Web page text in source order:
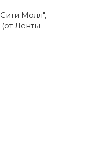
Молл",
Ленты